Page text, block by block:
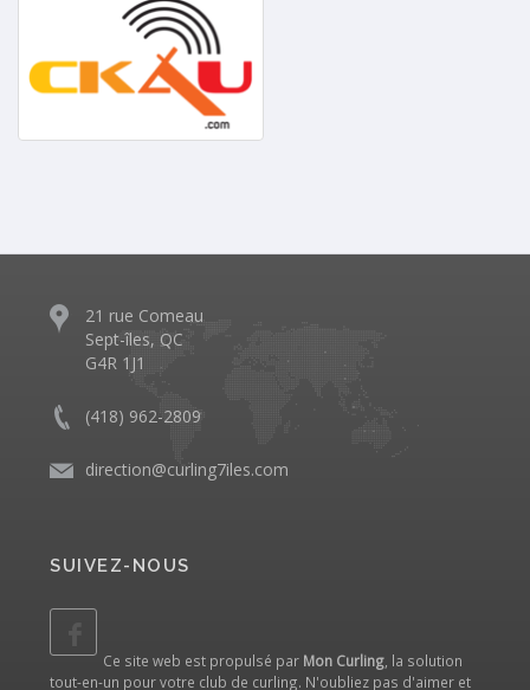
21 rue Comeau
Sept-îles, QC
G4R 1J1
(418) 962-2809
direction@curling7iles.com
SUIVEZ-NOUS
Ce site web est propulsé par Mon Curling , la solution
tout-en-un pour votre club de curling. N'oubliez pas d'aimer et